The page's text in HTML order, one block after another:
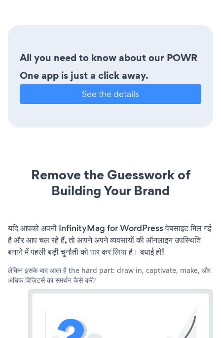
All you need to know about our POWR
One app is just a click away.
See the details
Remove the Guesswork of
Building Your Brand
यदि आपको अपनी InfinityMag for WordPress वेबसाइट मिल गई
है और आप चल रहे हैं, तो आपने अपने व्यवसायों की ऑनलाइन उपस्थिति
बनाने में पहली बड़ी चुनौती को पार कर लिया है। बधाई हो!
लेकिन इसके बाद आता है the hard part: draw in, captivate, make, और
अधिक विज़िटर्स का समर्थन कैसे करें?